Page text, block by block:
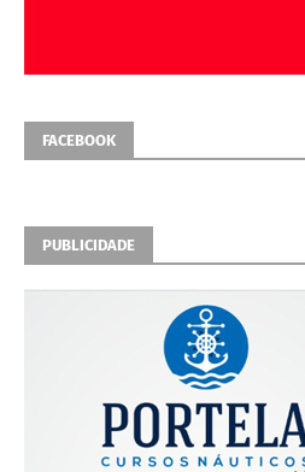
FACEBOOK
PUBLICIDADE